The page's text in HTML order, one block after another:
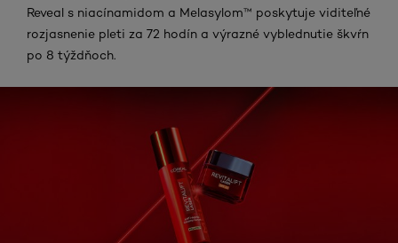
Reveal s niacínamidom a Melasylom™ poskytuje viditeľné
rozjasnenie pleti za 72 hodín a výrazné vyblednutie škvŕn
po 8 týždňoch.